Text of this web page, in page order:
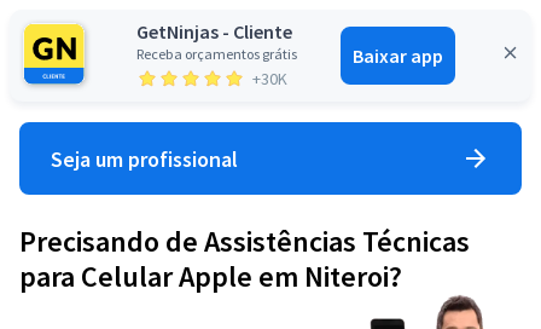
GetNinjas - Cliente
Receba orçamentos grátis
+30K
Baixar app
Entrar
Seja um profissional
Precisando de Assistências Técnicas
para Celular Apple em Niteroi?